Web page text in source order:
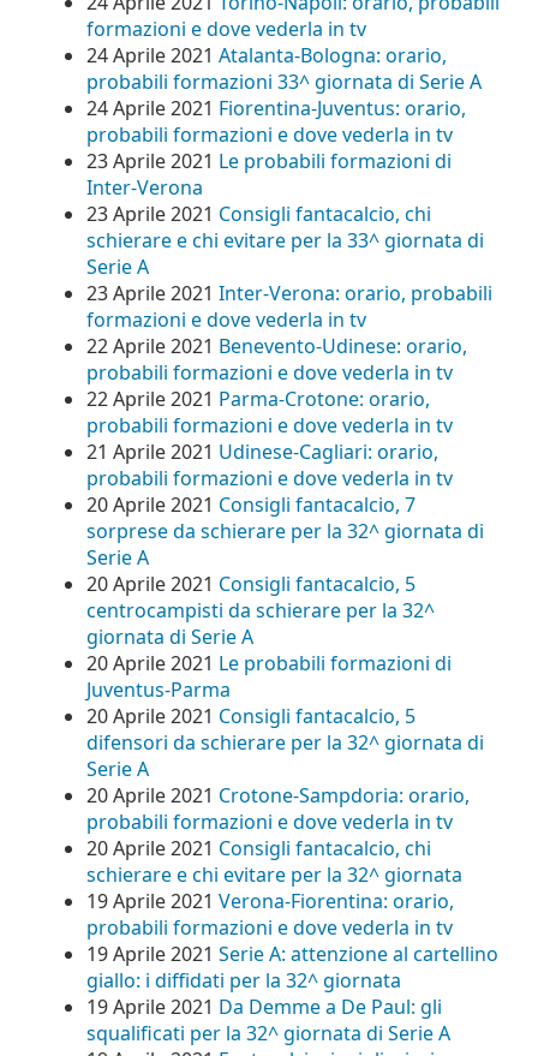
formazioni e dove vederla in tv
24 Aprile 2021 Atalanta-Bologna: orario,
probabili formazioni 33^ giornata di Serie A
24 Aprile 2021 Fiorentina-Juventus: orario,
probabili formazioni e dove vederla in tv
23 Aprile 2021 Le probabili formazioni di
Inter-Verona
23 Aprile 2021 Consigli fantacalcio, chi
schierare e chi evitare per la 33^ giornata di
Serie A
23 Aprile 2021 Inter-Verona: orario, probabili
formazioni e dove vederla in tv
22 Aprile 2021 Benevento-Udinese: orario,
probabili formazioni e dove vederla in tv
22 Aprile 2021 Parma-Crotone: orario,
probabili formazioni e dove vederla in tv
21 Aprile 2021 Udinese-Cagliari: orario,
probabili formazioni e dove vederla in tv
20 Aprile 2021 Consigli fantacalcio, 7
sorprese da schierare per la 32^ giornata di
Serie A
20 Aprile 2021 Consigli fantacalcio, 5
centrocampisti da schierare per la 32^
giornata di Serie A
20 Aprile 2021 Le probabili formazioni di
Juventus-Parma
20 Aprile 2021 Consigli fantacalcio, 5
difensori da schierare per la 32^ giornata di
Serie A
20 Aprile 2021 Crotone-Sampdoria: orario,
probabili formazioni e dove vederla in tv
20 Aprile 2021 Consigli fantacalcio, chi
schierare e chi evitare per la 32^ giornata
19 Aprile 2021 Verona-Fiorentina: orario,
probabili formazioni e dove vederla in tv
19 Aprile 2021 Serie A: attenzione al cartellino
giallo: i diffidati per la 32^ giornata
19 Aprile 2021 Da Demme a De Paul: gli
squalificati per la 32^ giornata di Serie A